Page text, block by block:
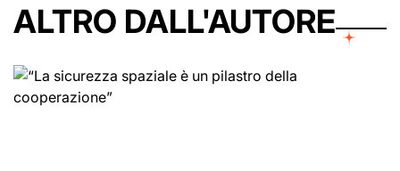
ALTRO DALL'AUTORE